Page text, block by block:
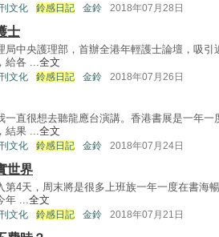
文化 鈴感日記 金鈴 2018年07月28日
士
局中央護理部，首辦全港年輕護士論壇，吸
給各 ...全文
文化 鈴感日記 金鈴 2018年07月26日
一直很想去聽龍應台演講。香港書展是一年
結果 ...全文
文化 鈴感日記 金鈴 2018年07月24日
世界
第4天，周末將是很多上班族一年一度在書海
年 ...全文
文化 鈴感日記 金鈴 2018年07月21日